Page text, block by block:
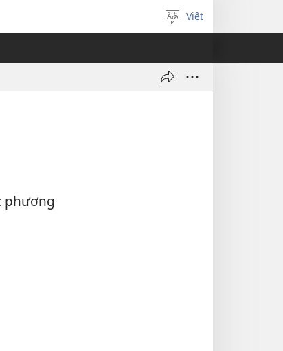
Chọn
ngôn
Việt
phương